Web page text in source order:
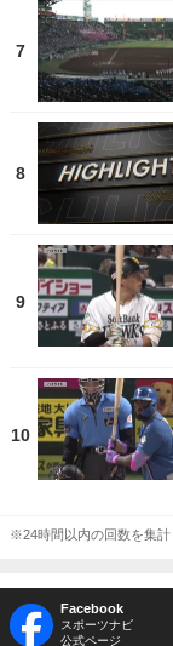
7
8
9
10
※24時間以内の回数を集計
Facebook
スポーツナビ
公式ページ